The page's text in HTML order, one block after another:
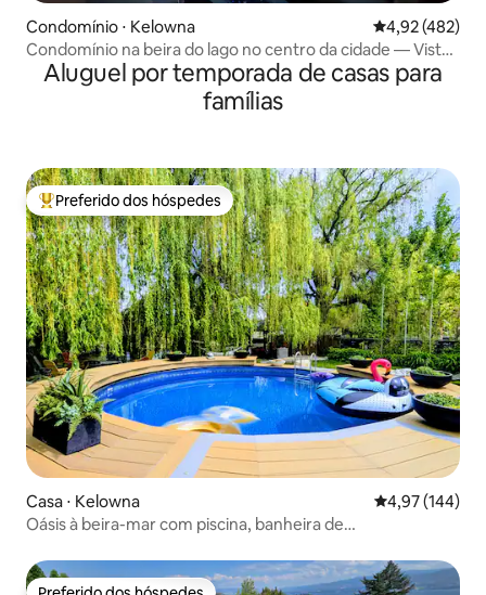
Condomínio ⋅ Kelowna 4,92 de uma
4,92 (482)
Condomínio na beira do lago no centro da cidade — Vistas
incríveis BN82776
Aluguel por temporada de casas para
famílias
Entre os melhores preferidos dos hóspedes
Preferido dos hóspedes
Casa ⋅ Kelowna 4,97 de uma
4,97 (144)
Oásis à beira-mar com piscina, banheira de